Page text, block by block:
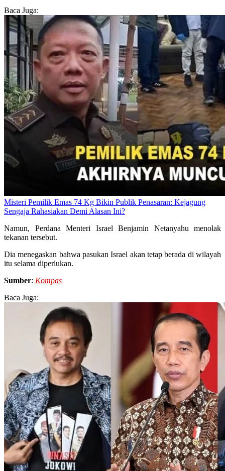
Baca Juga:
Misteri Pemilik Emas 74 Kg Bikin Publik Penasaran: Kejagung
Sengaja Rahasiakan Demi Alasan Ini?
Namun, Perdana Menteri Israel Benjamin Netanyahu menolak
tekanan tersebut.
Dia menegaskan bahwa pasukan Israel akan tetap berada di wilayah
itu selama diperlukan.
Sumber: Kompas
Baca Juga: